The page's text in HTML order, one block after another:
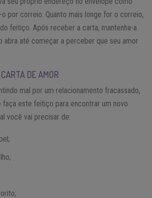
por correio. Quanto mais longe for o correio,
feitiço. Após receber a carta, mantenha-a
abra até começar a perceber que seu amor
DE AMOR
mal por um relacionamento fracassado,
faça este feitiço para encontrar um novo
você vai precisar de: